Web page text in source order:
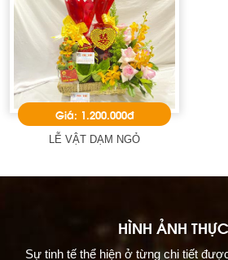
Giá: 1.200.000đ
LỄ VẬT DẠM NGỎ
HÌNH ẢNH
Sự tinh tế thể hiện ở từng chi tiết